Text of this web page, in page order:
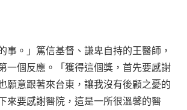
事。」篤信基督、謙卑自持的王醫師，
一個反應。「獲得這個獎，首先要感謝
願意跟著來台東，讓我沒有後顧之憂的
來要感謝醫院，這是一所很溫馨的醫